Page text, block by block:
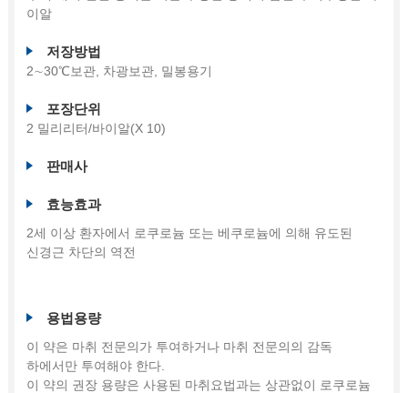
이알
저장방법
2∼30℃보관, 차광보관, 밀봉용기
포장단위
2 밀리리터/바이알(X 10)
판매사
효능효과
2세 이상 환자에서 로쿠로늄 또는 베쿠로늄에 의해 유도된
신경근 차단의 역전
용법용량
이 약은 마취 전문의가 투여하거나 마취 전문의의 감독
하에서만 투여해야 한다.
이 약의 권장 용량은 사용된 마취요법과는 상관없이 로쿠로늄